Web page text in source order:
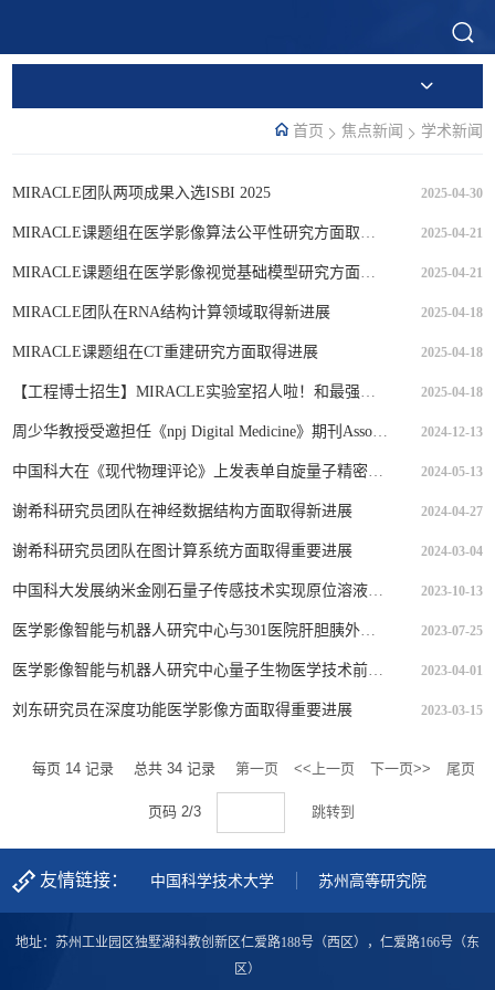
首页 焦点新闻 学术新闻
MIRACLE团队两项成果入选ISBI 2025 2025-04-30
MIRACLE课题组在医学影像算法公平性研究方面取得进展 2025-04-21
MIRACLE课题组在医学影像视觉基础模型研究方面取得进展 2025-04-21
MIRACLE团队在RNA结构计算领域取得新进展 2025-04-18
MIRACLE课题组在CT重建研究方面取得进展 2025-04-18
【工程博士招生】MIRACLE实验室招人啦！和最强大脑一起搞AI医学大模型！ 2025-04-18
周少华教授受邀担任《npj Digital Medicine》期刊Associate Editor 2024-12-13
中国科大在《现代物理评论》上发表单自旋量子精密测量综述论文 2024-05-13
谢希科研究员团队在神经数据结构方面取得新进展 2024-04-27
谢希科研究员团队在图计算系统方面取得重要进展 ​ 2024-03-04
中国科大发展纳米金刚石量子传感技术实现原位溶液磁共振谱测量 2023-10-13
医学影像智能与机器人研究中心与301医院肝胆胰外科医学部合作在机器人手术流程分析领域取得新进展 2023-07-25
医学影像智能与机器人研究中心量子生物医学技术前沿实验室实现数字化的生物分子相互作用磁学检测 2023-04-01
刘东研究员在深度功能医学影像方面取得重要进展 2023-03-15
每页 14记录 总共 34记录 第一页 <<上一页 下一页>> 尾页
页码 2/3 跳转到
友情链接： 中国科学技术大学 苏州高等研究院
地址：苏州工业园区独墅湖科教创新区仁爱路188号（西区），仁爱路166号（东
区）